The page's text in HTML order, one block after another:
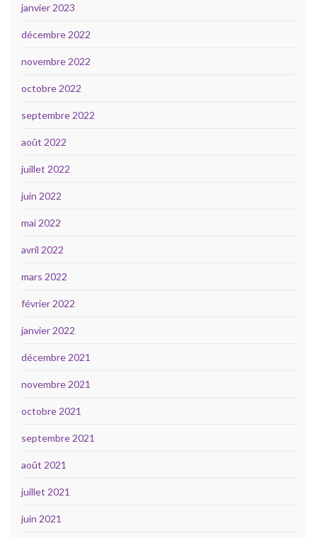
janvier 2023
décembre 2022
novembre 2022
octobre 2022
septembre 2022
août 2022
juillet 2022
juin 2022
mai 2022
avril 2022
mars 2022
février 2022
janvier 2022
décembre 2021
novembre 2021
octobre 2021
septembre 2021
août 2021
juillet 2021
juin 2021